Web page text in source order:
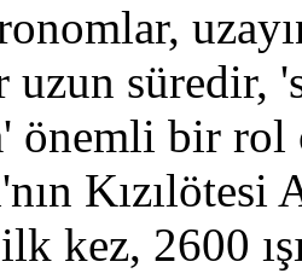
süredir,
önemli bir rol
ilk kez, 2600